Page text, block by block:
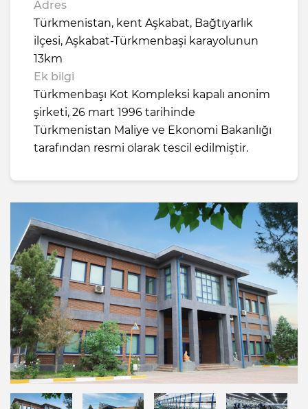
Adres
Türkmenistan, kent Aşkabat, Bağtıyarlık
ilçesi, Aşkabat-Türkmenbaşi karayolunun
13km
Ek bilgi
Türkmenbaşı Kot Kompleksi kapalı anonim
şirketi, 26 mart 1996 tarihinde
Türkmenistan Maliye ve Ekonomi Bakanlığı
tarafından resmi olarak tescil edilmiştir.